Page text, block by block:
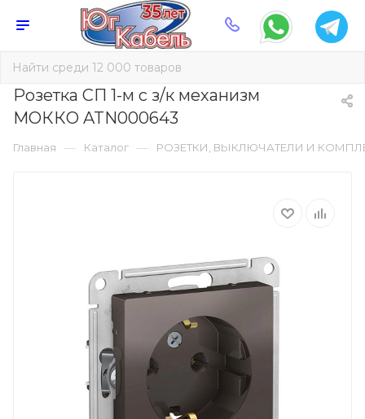
Розетка СП 1-м с з/к механизм
МОККО ATN000643
Главная — Каталог — РОЗЕТКИ, ВЫКЛЮЧАТЕЛИ И